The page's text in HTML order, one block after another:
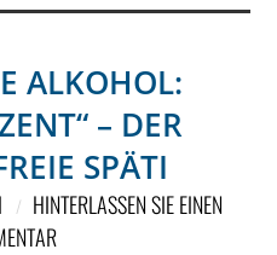
ALKOHOL:
– DER
SPÄTI
HINTERLASSEN SIE EINEN